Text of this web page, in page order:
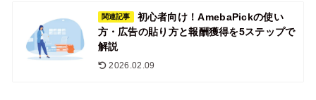
関連記事
初心者向け！AmebaPickの使い
方・広告の貼り方と報酬獲得を5ステップで
解説
2026.02.09